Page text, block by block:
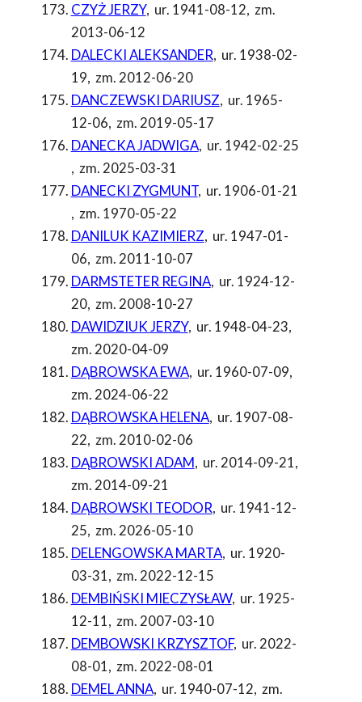
CZYŻ JERZY, ur. 1941-08-12, zm.
2013-06-12
DALECKI ALEKSANDER, ur. 1938-02-
19, zm. 2012-06-20
DANCZEWSKI DARIUSZ, ur. 1965-
12-06, zm. 2019-05-17
DANECKA JADWIGA, ur. 1942-02-25
, zm. 2025-03-31
DANECKI ZYGMUNT, ur. 1906-01-21
, zm. 1970-05-22
DANILUK KAZIMIERZ, ur. 1947-01-
06, zm. 2011-10-07
DARMSTETER REGINA, ur. 1924-12-
20, zm. 2008-10-27
DAWIDZIUK JERZY, ur. 1948-04-23,
zm. 2020-04-09
DĄBROWSKA EWA, ur. 1960-07-09,
zm. 2024-06-22
DĄBROWSKA HELENA, ur. 1907-08-
22, zm. 2010-02-06
DĄBROWSKI ADAM, ur. 2014-09-21,
zm. 2014-09-21
DĄBROWSKI TEODOR, ur. 1941-12-
25, zm. 2026-05-10
DELENGOWSKA MARTA, ur. 1920-
03-31, zm. 2022-12-15
DEMBIŃSKI MIECZYSŁAW, ur. 1925-
12-11, zm. 2007-03-10
DEMBOWSKI KRZYSZTOF, ur. 2022-
08-01, zm. 2022-08-01
DEMEL ANNA, ur. 1940-07-12, zm.